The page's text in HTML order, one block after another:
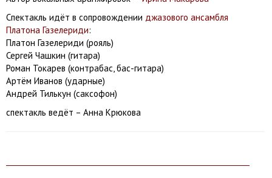
Спектакль идёт в сопровождении джазового ансамбля
Платона Газелериди:
Платон Газелериди (рояль)
Сергей Чашкин (гитара)
Роман Токарев (контрабас, бас-гитара)
Артём Иванов (ударные)
Андрей Тилькун (саксофон)
спектакль ведёт – Анна Крюкова